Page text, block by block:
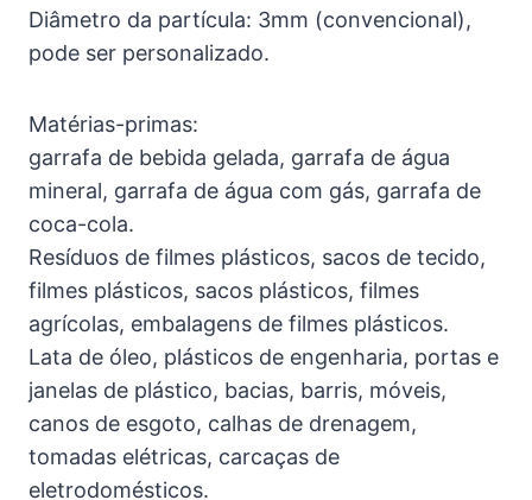
Diâmetro da partícula: 3mm (convencional),
pode ser personalizado.
Matérias-primas:
garrafa de bebida gelada, garrafa de água
mineral, garrafa de água com gás, garrafa de
coca-cola.
Resíduos de filmes plásticos, sacos de tecido,
filmes plásticos, sacos plásticos, filmes
agrícolas, embalagens de filmes plásticos.
Lata de óleo, plásticos de engenharia, portas e
janelas de plástico, bacias, barris, móveis,
canos de esgoto, calhas de drenagem,
tomadas elétricas, carcaças de
eletrodomésticos.